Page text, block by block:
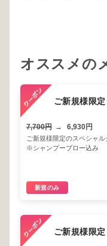
オススメの
ご新規様限
7,700円 → 6,930円
ご新規様限定のスペシャ
※シャンプーブロー込み
新規のみ
ご新規様限